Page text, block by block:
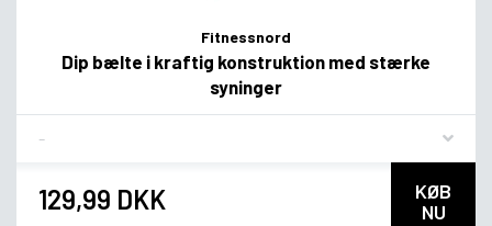
Fitnessnord
Dip bælte i kraftig konstruktion med stærke
syninger
129,99 DKK
KØB
NU